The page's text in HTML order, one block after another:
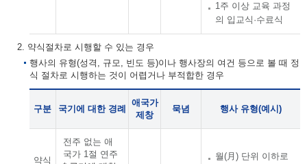
1주 이상 교육 과정
의 입교식·수료식
2. 약식절차로 시행할 수 있는 경우
행사의 유형(성격, 규모, 빈도 등)이나 행사장의 여건 등으로 볼 때 정
식 절차로 시행하는 것이 어렵거나 부적합한 경우
구분 국기에 대한 경례
애국가
제창
묵념 행사 유형(예시)
약식
전주 없는 애
국가 1절 연주
월(月) 단위 이하로